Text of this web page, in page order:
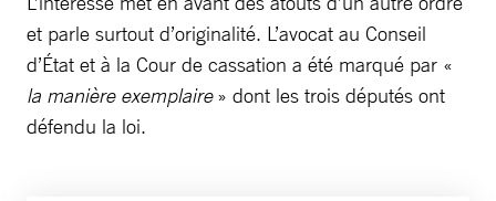
et parle surtout d’originalité. L’avocat au Conseil
d’État et à la Cour de cassation a été marqué par «
la manière exemplaire» dont les trois députés ont
défendu la loi.